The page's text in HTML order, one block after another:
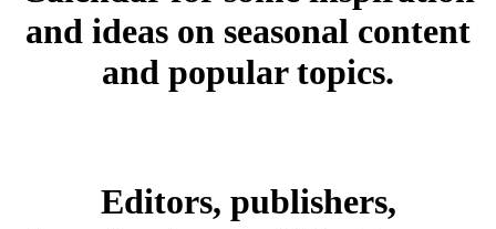
and ideas on seasonal content
and popular topics.
Editors, publishers,